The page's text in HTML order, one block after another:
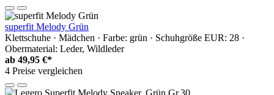
superfit Melody Grün
Klettschuhe · Mädchen · Farbe: grün · Schuhgröße EUR: 28 ·
Obermaterial: Leder, Wildleder
ab 49,95 €*
4 Preise vergleichen